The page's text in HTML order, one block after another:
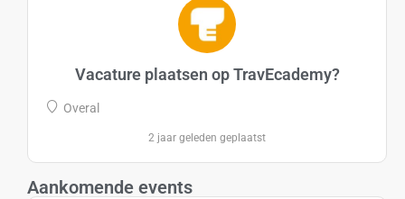
Vacature plaatsen op TravEcademy?
Overal
2 jaar geleden geplaatst
Aankomende events